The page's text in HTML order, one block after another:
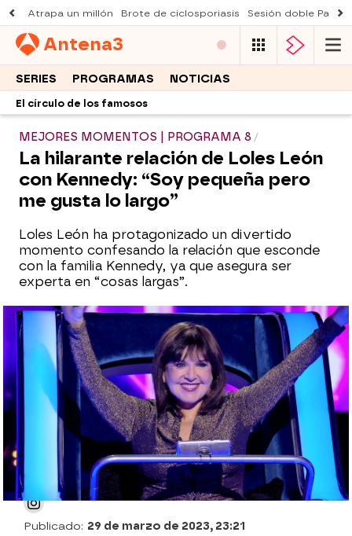
Atrapa un millón Brote de ciclosporiasis Sesión doble
Antena3
SERIES PROGRAMAS NOTICIAS
El círculo de los famosos
MEJORES MOMENTOS | PROGRAMA 8
La hilarante relación de Loles León
con Kennedy: “Soy pequeña pero
me gusta lo largo”
Loles León ha protagonizado un divertido
momento confesando la relación que esconde
con la familia Kennedy, ya que asegura ser
experta en “cosas largas”.
María del Monte, El Sevilla y Loles León,
entre los invitados de esta noche en ‘El
círculo de los famosos’
Estefanía Jorge Domínguez
Publicado: 29 de marzo de 2023, 23:21